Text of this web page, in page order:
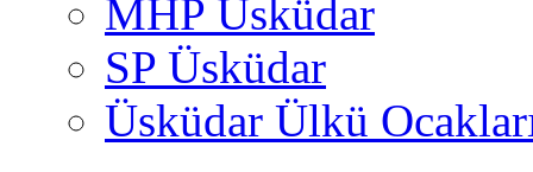
MHP Üsküdar
SP Üsküdar
Üsküdar Ülkü